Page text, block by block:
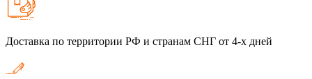
Доставка по территории РФ и странам СНГ от 4-х дней